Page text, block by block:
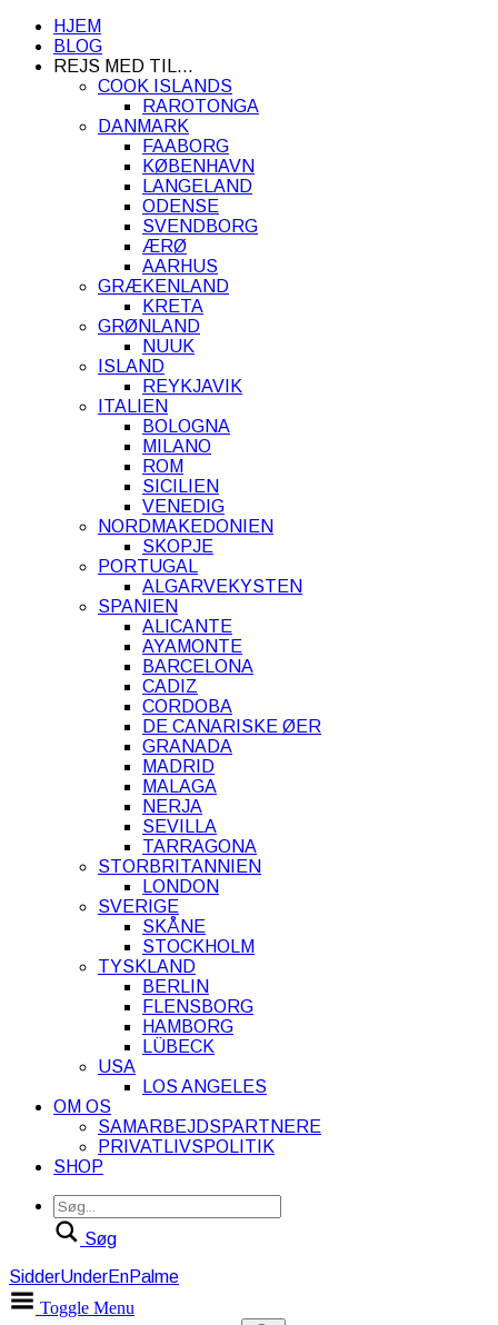
HJEM
BLOG
REJS MED TIL…
COOK ISLANDS
RAROTONGA
DANMARK
FAABORG
KØBENHAVN
LANGELAND
ODENSE
SVENDBORG
ÆRØ
AARHUS
GRÆKENLAND
KRETA
GRØNLAND
NUUK
ISLAND
REYKJAVIK
ITALIEN
BOLOGNA
MILANO
ROM
SICILIEN
VENEDIG
NORDMAKEDONIEN
SKOPJE
PORTUGAL
ALGARVEKYSTEN
SPANIEN
ALICANTE
AYAMONTE
BARCELONA
CADIZ
CORDOBA
DE CANARISKE ØER
GRANADA
MADRID
MALAGA
NERJA
SEVILLA
TARRAGONA
STORBRITANNIEN
LONDON
SVERIGE
SKÅNE
STOCKHOLM
TYSKLAND
BERLIN
FLENSBORG
HAMBORG
LÜBECK
USA
LOS ANGELES
OM OS
SAMARBEJDSPARTNERE
PRIVATLIVSPOLITIK
SHOP
Søg
SidderUnderEnPalme
Toggle Menu